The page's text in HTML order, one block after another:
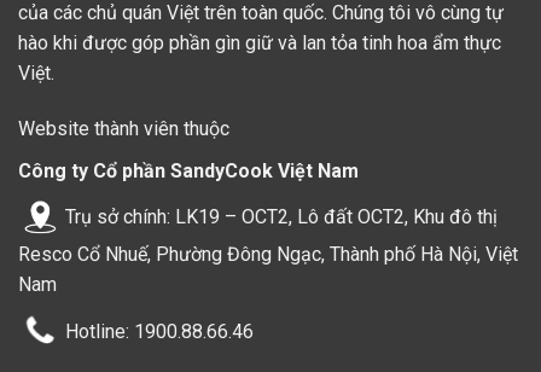
của các chủ quán Việt trên toàn quốc. Chúng tôi vô cùng tự
hào khi được góp phần gìn giữ và lan tỏa tinh hoa ẩm thực
Việt.
Website thành viên thuộc
Công ty Cổ phần SandyCook Việt Nam
Trụ sở chính: LK19 – OCT2, Lô đất OCT2, Khu đô thị
Resco Cổ Nhuế, Phường Đông Ngạc, Thành phố Hà Nội, Việt
Nam
Hotline: 1900.88.66.46